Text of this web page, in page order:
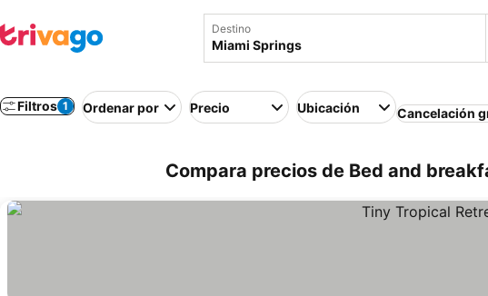
Destino
Filtros 1 Ordenar por Precio Ubicación Cancelación
Compara precios de Bed and